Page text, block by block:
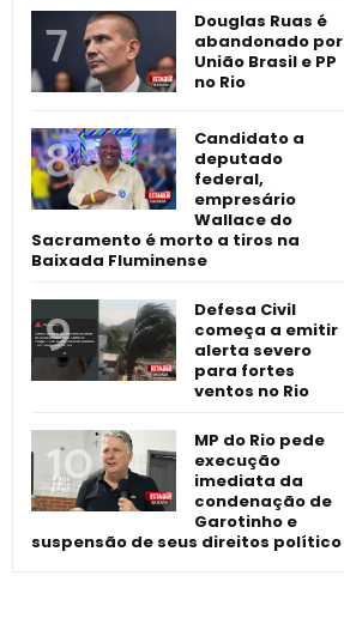
Douglas Ruas é
abandonado por
União Brasil e PP
no Rio
Candidato a
deputado
federal,
empresário
Wallace do
Sacramento é morto a tiros na
Baixada Fluminense
Defesa Civil
começa a emitir
alerta severo
para fortes
ventos no Rio
MP do Rio pede
execução
imediata da
condenação de
Garotinho e
suspensão de seus direitos político